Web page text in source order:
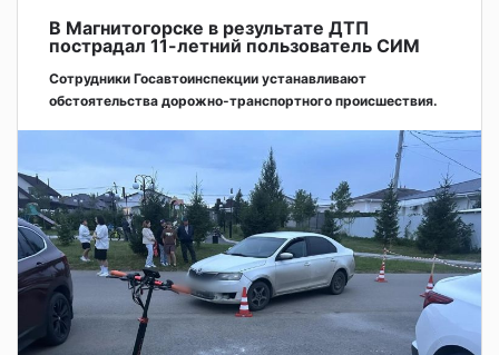
В Магнитогорске в результате ДТП
пострадал 11-летний пользователь СИМ
Сотрудники Госавтоинспекции устанавливают
обстоятельства дорожно-транспортного происшествия.